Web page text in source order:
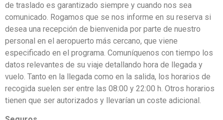
de traslado es garantizado siempre y cuando nos sea
comunicado. Rogamos que se nos informe en su reserva si
desea una recepción de bienvenida por parte de nuestro
personal en el aeropuerto más cercano, que viene
especificado en el programa. Comuníquenos con tiempo los
datos relevantes de su viaje detallando hora de llegada y
vuelo. Tanto en la llegada como en la salida, los horarios de
recogida suelen ser entre las 08:00 y 22:00 h. Otros horarios
tienen que ser autorizados y llevarían un coste adicional.